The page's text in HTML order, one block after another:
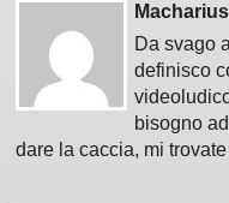
Macharius
Da svago
definisco
bisogno
dare la caccia, mi